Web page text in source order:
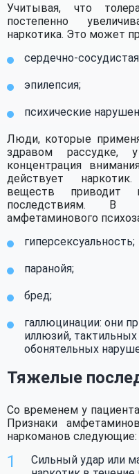
Учитывая, что
постепенно
наркотика. Это может
сердечно-
эпилепсия;
психические
Люди, которые
здравом рассудке,
концентрация
действует
веществ приводит
последствиям. В
амфетаминового
гиперсексуальность;
паранойя;
бред;
галлюцинации: они
иллюзий,
обонятельных
Тяжелые
Со временем у
Признаки
наркоманов следующие:
Сильный удар или